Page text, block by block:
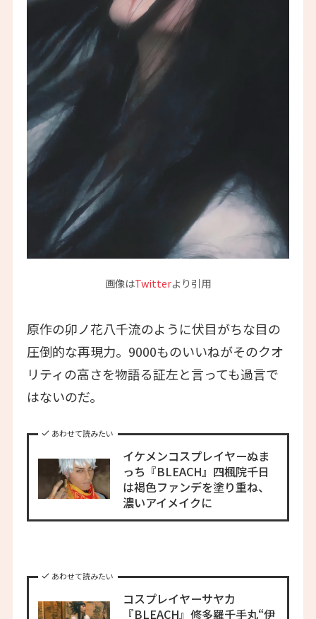
画像はTwitterより引用
原作の卯ノ花八千流のように伏目がちな目の
圧倒的な再現力。9000ものいいねがそのクオ
リティの高さを物語る証左と言っても過言で
はないのだ。
あわせて読みたい
イケメンコスプレイヤーぬま
っち『BLEACH』四楓院千日
は褐色ファンデを塗り重ね、
濃いアイメイクに
あわせて読みたい
コスプレイヤーサヤカ
『BLEACH』修多羅千手丸“伊